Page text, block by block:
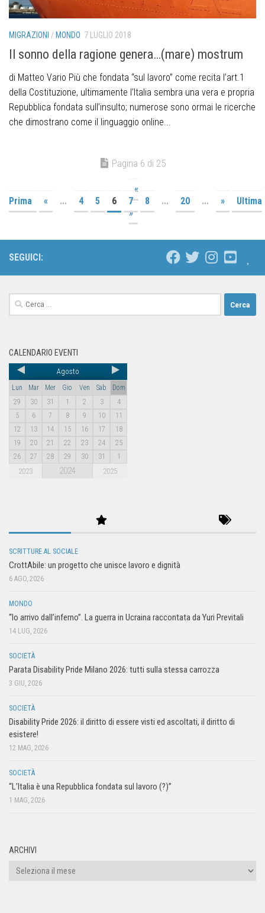
MIGRAZIONI / MONDO 7 LUGLIO 2018
Il sonno della ragione genera…(mare) mostrum
di Matteo Vario Più che fondata “sul lavoro” come recita l’art.1
della Costituzione, ultimamente l’Italia sembra una vera e propria
Repubblica fondata sull’insulto; numerose sono ormai le ricerche
che dimostrano come il linguaggio online...
Pagina 6 di 25
«
Prima
« ... 4 5 6 7 8 ... 20 ... »
Ultima
»
SEGUICI:
CALENDARIO EVENTI
Agosto
Lun Mar Mer Gio Ven Sab
Dom
29
30 31 1 2 3
4
5
6 7 8 9 10
11
12
13 14 15 16 17
18
19
20 21 22 23 24
25
26
27 28 29 30 31 1
2023 2024 2025
SCRITTURE AL SOCIALE
CrottAbile: un progetto che unisce lavoro e dignità
6 AGO, 2026
MONDO
“Io arrivo dall’inferno”. La guerra in Ucraina raccontata da Yuri Previtali
14 LUG, 2026
SOCIETÀ
Parata Disability Pride Milano 2026: tutti sulla stessa carrozza
3 GIU, 2026
SOCIETÀ
Disability Pride 2026: il diritto di essere visti ed ascoltati, il diritto di
esistere!
12 MAG, 2026
SOCIETÀ
“L’Italia è una Repubblica fondata sul lavoro (?)”
1 MAG, 2026
ARCHIVI